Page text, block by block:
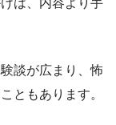
は、内容より手
談が広まり、怖
ともあります。